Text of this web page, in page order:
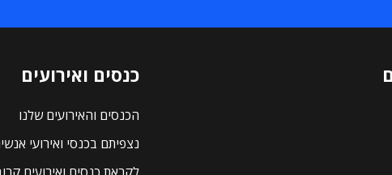
כנסים ואירועים
הכנסים והאירועים שלנו
נצפיתם בכנסי ואירועי